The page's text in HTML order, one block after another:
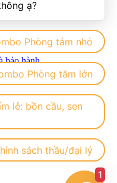
hàng hóa
bảo hành
Phòng tắm nhỏ
Phòng tắm lớn
lẻ: bồn cầu, sen
sách thầu/đại lý
1